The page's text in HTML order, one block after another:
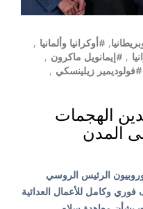
, #أوكرانيا وألمانيا ,
, #إيمانويل ماكرون ,
#فولوديمير زيلينسكي ,
الهجمات
المدن
الرئيس الروسي
وكامل للأعمال العدائية